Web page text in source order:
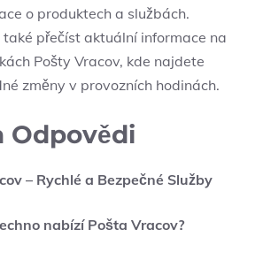
o produktech a službách.
přečíst aktuální informace na
Pošty Vracov, kde najdete
změny v provozních hodinách.
Odpovědi
– Rychlé a Bezpečné Služby
nabízí Pošta Vracov?